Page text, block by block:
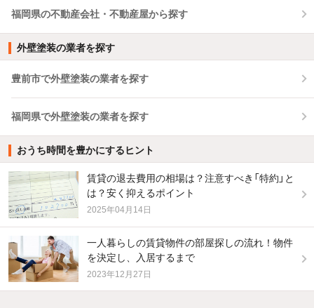
福岡県の不動産会社・不動産屋から探す
外壁塗装の業者を探す
豊前市で外壁塗装の業者を探す
福岡県で外壁塗装の業者を探す
おうち時間を豊かにするヒント
賃貸の退去費用の相場は？注意すべき「特約」と
は？安く抑えるポイント
2025年04月14日
一人暮らしの賃貸物件の部屋探しの流れ！物件
を決定し、入居するまで
2023年12月27日